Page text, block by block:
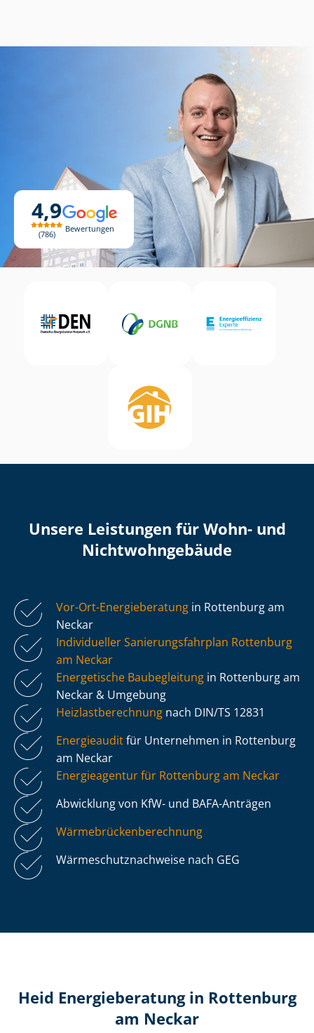
4,9
786
Bewertungen
Unsere Leistungen für Wohn- und
Nicht­wohn­ge­bäu­de
Vor-Ort-Energieberatung in Rottenburg am
Neckar
Individueller Sa­nie­rungs­fahr­plan Rottenburg
am Neckar
Energetische Baubegleitung in Rottenburg am
Neckar & Umgebung
Heiz­last­be­rech­nung nach DIN/TS 12831
Energieauditfür Unternehmen in Rottenburg
am Neckar
Energieagentur für Rottenburg am Neckar
Abwicklung von KfW- und BAFA-Anträgen
Wär­me­brü­cken­be­rech­nung
Wär­me­schutz­nach­wei­se nach GEG
Heid Energieberatung in Rottenburg
am Neckar